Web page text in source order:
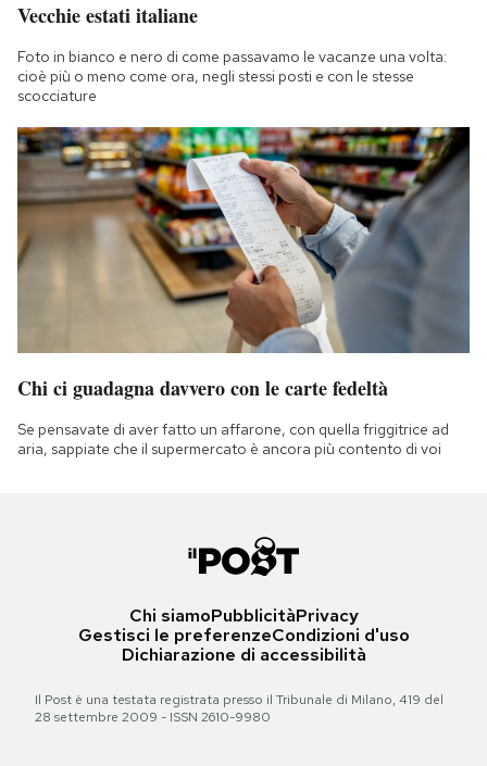
Vecchie estati italiane
Foto in bianco e nero di come passavamo le vacanze una volta:
cioè più o meno come ora, negli stessi posti e con le stesse
scocciature
Chi ci guadagna davvero con le carte fedeltà
Se pensavate di aver fatto un affarone, con quella friggitrice ad
aria, sappiate che il supermercato è ancora più contento di voi
Chi siamoPubblicitàPrivacy
Gestisci le preferenzeCondizioni d'uso
Dichiarazione di accessibilità
Il Post è una testata registrata presso il Tribunale di Milano, 419 del
28 settembre 2009 - ISSN 2610-9980